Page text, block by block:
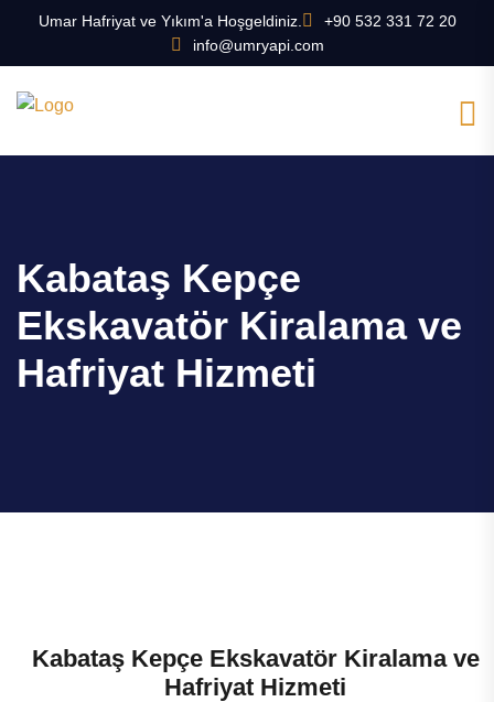
Umar Hafriyat ve Yıkım'a Hoşgeldiniz.
+90 532 331 72 20
info@umryapi.com
Kabataş Kepçe
Ekskavatör Kiralama ve
Hafriyat Hizmeti
Kabataş Kepçe Ekskavatör Kiralama ve
Hafriyat Hizmeti